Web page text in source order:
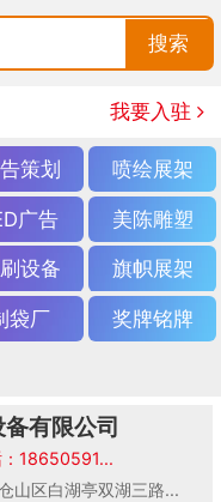
搜索
我要入驻
策划 喷绘展架
广告 美陈雕塑
设备 旗帜展架
袋厂 奖牌铭牌
有限公司
18650591...
山区白湖亭双湖三路...